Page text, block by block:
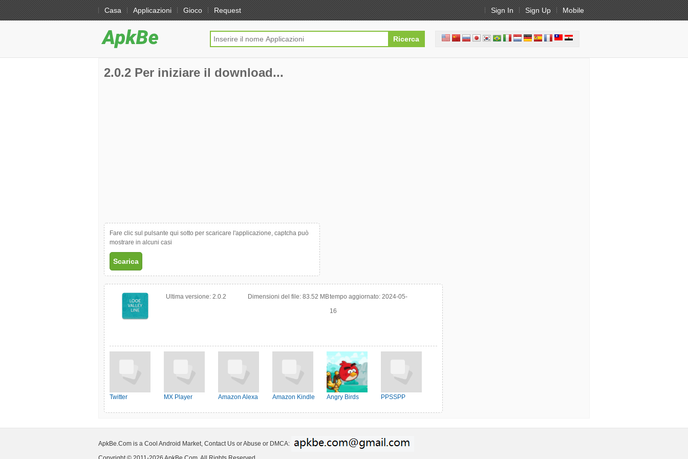
Casa Applicazioni Gioco Request Sign In Sign Up Mobile
2.0.2 Per iniziare il download...
Fare clic sul pulsante qui sotto per scaricare l'applicazione, captcha può
mostrare in alcuni casi
Scarica
Ultima versione: 2.0.2 Dimensioni del file: 83.52 MBtempo aggiornato: 2024-05-
16
Twitter MX Player Amazon Alexa Amazon Kindle
Angry Birds
PPSSPP
ApkBe.Com is a Cool Android Market, Contact Us or Abuse or DMCA: